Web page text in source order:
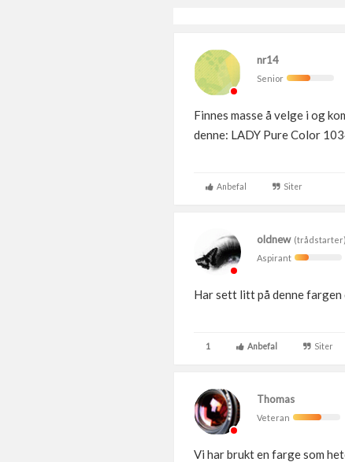
nr14
Senior
Finnes masse å velge i og
denne: LADY Pure Color
Anbefal Siter
oldnew(trådstarter)
Aspirant
Har sett litt på denne fargen
1 Anbefal Siter
Thomas
Veteran
Vi har brukt en farge som